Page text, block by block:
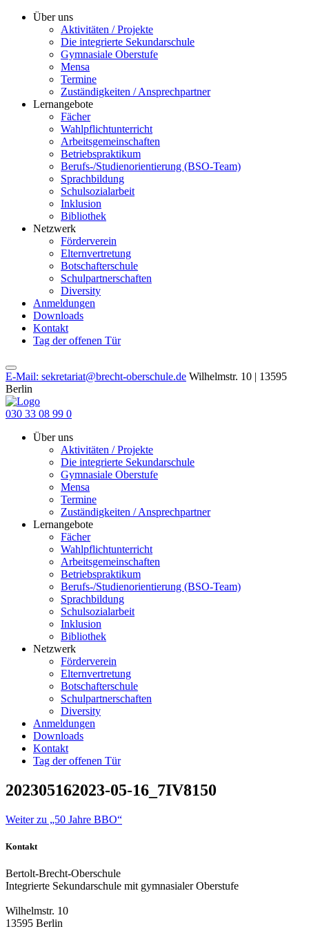
Über uns
Aktivitäten / Projekte
Die integrierte Sekundarschule
Gymnasiale Oberstufe
Mensa
Termine
Zuständigkeiten / Ansprechpartner
Lernangebote
Fächer
Wahlpflichtunterricht
Arbeitsgemeinschaften
Betriebspraktikum
Berufs-/Studienorientierung (BSO-Team)
Sprachbildung
Schulsozialarbeit
Inklusion
Bibliothek
Netzwerk
Förderverein
Elternvertretung
Botschafterschule
Schulpartnerschaften
Diversity
Anmeldungen
Downloads
Kontakt
Tag der offenen Tür
E-Mail: sekretariat@brecht-oberschule.de Wilhelmstr. 10 | 13595
Berlin
030 33 08 99 0
Über uns
Aktivitäten / Projekte
Die integrierte Sekundarschule
Gymnasiale Oberstufe
Mensa
Termine
Zuständigkeiten / Ansprechpartner
Lernangebote
Fächer
Wahlpflichtunterricht
Arbeitsgemeinschaften
Betriebspraktikum
Berufs-/Studienorientierung (BSO-Team)
Sprachbildung
Schulsozialarbeit
Inklusion
Bibliothek
Netzwerk
Förderverein
Elternvertretung
Botschafterschule
Schulpartnerschaften
Diversity
Anmeldungen
Downloads
Kontakt
Tag der offenen Tür
202305162023-05-16_7IV8150
Weiter zu „50 Jahre BBO“
Kontakt
Bertolt-Brecht-Oberschule
Integrierte Sekundarschule mit gymnasialer Oberstufe
Wilhelmstr. 10
13595 Berlin